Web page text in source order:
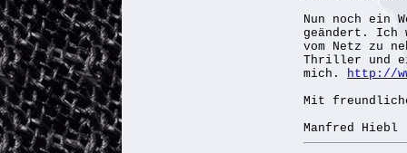
Nun noch ein
geändert. Ich
vom Netz zu
Thriller und
mich. http://
Mit
Manfred Hiebl